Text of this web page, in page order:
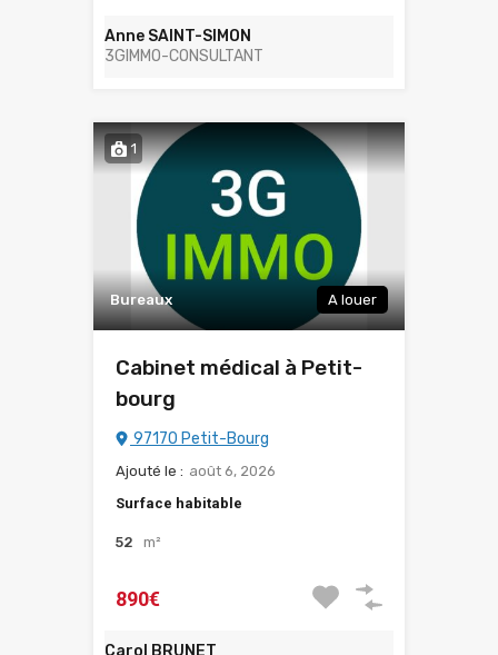
Anne SAINT-SIMON
3GIMMO-CONSULTANT
1
Bureaux A louer
Cabinet médical à Petit-
bourg
97170 Petit-Bourg
Ajouté le : août 6, 2026
Surface habitable
52 m²
890€